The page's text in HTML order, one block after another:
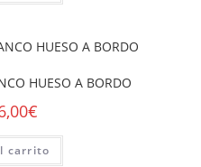
HUESO A BORDO
€
carrito